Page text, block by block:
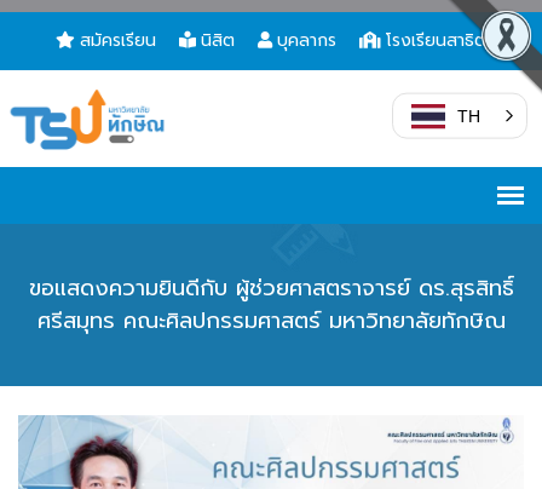
สมัครเรียน นิสิต บุคลากร โรงเรียนสาธิต
TH
ขอแสดงความยินดีกับ ผู้ช่วยศาสตราจารย์ ดร.สุรสิทธิ์
ศรีสมุทร คณะศิลปกรรมศาสตร์ มหาวิทยาลัยทักษิณ